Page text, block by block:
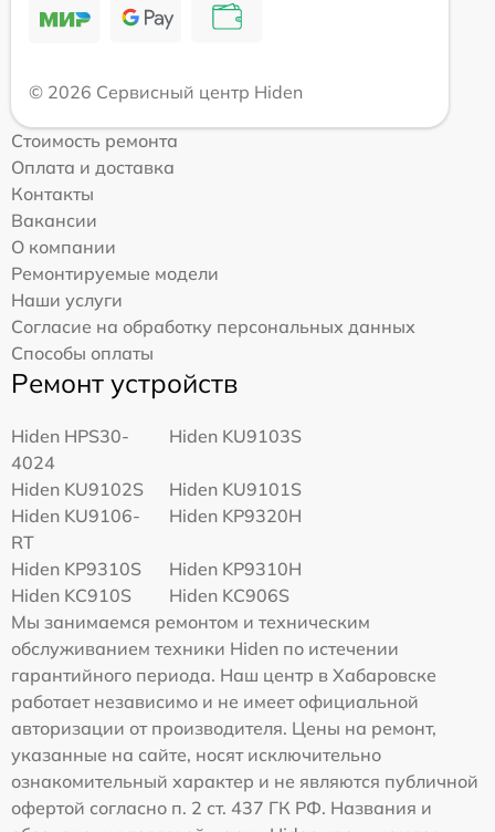
© 2026 Сервисный центр Hiden
Стоимость ремонта
Оплата и доставка
Контакты
Вакансии
О компании
Ремонтируемые модели
Наши услуги
Согласие на обработку персональных данных
Способы оплаты
Ремонт устройств
Hiden HPS30-
4024
Hiden KU9103S
Hiden KU9102S
Hiden KU9101S
Hiden KU9106-
RT
Hiden KP9320H
Hiden KP9310S
Hiden KP9310H
Hiden KC910S
Hiden KC906S
Мы занимаемся ремонтом и техническим
обслуживанием техники Hiden по истечении
гарантийного периода. Наш центр в Хабаровске
работает независимо и не имеет официальной
авторизации от производителя. Цены на ремонт,
указанные на сайте, носят исключительно
ознакомительный характер и не являются публичной
офертой согласно п. 2 ст. 437 ГК РФ. Названия и